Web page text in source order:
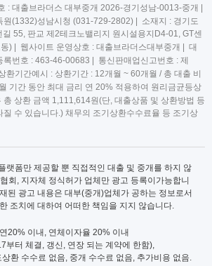
: 대출브라더스 대부중개 2026-경기성남-0013-중개 |
원(1332)성남시청 (031-729-2802) | 소재지 : 경기도
55, 판교 제2테크노밸리지 원시설용지D4-01, GT센
) | 웹사이트 운영상호 : 대출브라더스대부중개 | 대
번호 : 463-46-00683 | 통신판매업신고번호 : 제
기간예시 : 상환기간 : 12개월 ~ 60개월 / 총 대출 비
기간 동안 최대 금리 연 20% 적용하여 원리금균등상
총 상환 금액 1,111,614원(단, 대출상품 및 상환방법 등
수 있습니다.) 채무의 조기상환수수료율 등 조기상
랫폼만 제공할 뿐 직접적인 대출 및 중개를 하지 않
회, 지자체 정식허가 업체만 광고 등록이가능합니
된 광고 내용은 대부(중개)업체가 공하는 정보로서
조치에 대하여 어떠한 책임을 지지 않습니다.
20% 이내, 연체이자율 20% 이내
부터 체결, 갱신, 연장 되는 계약에 한함),
환 수수료 없음, 중개 수수료 없음, 추가비용 없음.